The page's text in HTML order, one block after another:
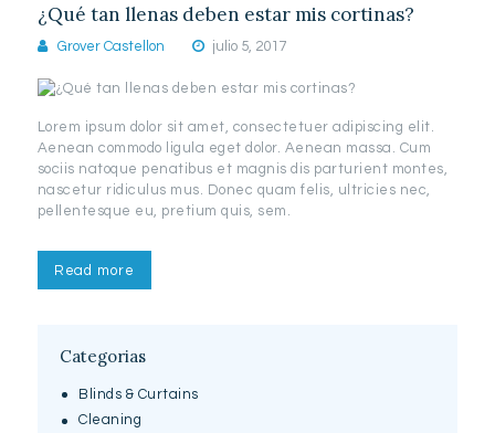
¿Qué tan llenas deben estar mis cortinas?
Grover Castellon julio 5, 2017
Lorem ipsum dolor sit amet, consectetuer adipiscing elit.
Aenean commodo ligula eget dolor. Aenean massa. Cum
sociis natoque penatibus et magnis dis parturient montes,
nascetur ridiculus mus. Donec quam felis, ultricies nec,
pellentesque eu, pretium quis, sem.
Read more
Categorias
Blinds & Curtains
Cleaning